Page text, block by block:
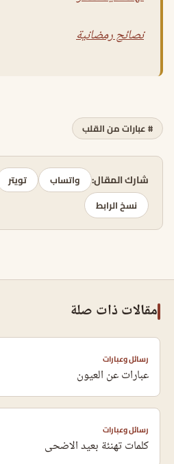
نصائح رمضانية
# عبارات من القلب
شارك المقال: واتساب تويتر
نسخ الرابط
مقالات ذات صلة
رسائل وعبارات
عبارات عن العيون
رسائل وعبارات
كلمات تهنئة بعيد الاضحى